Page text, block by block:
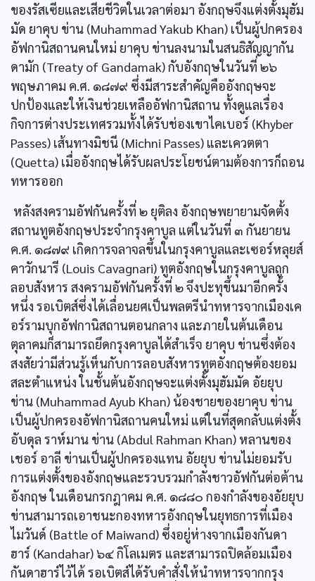
ของรัสเซียและเสียชีวิตในเวลาต่อมา อังกฤษจึงแต่งตั้งมุฮัม
มัด ยาคุบ ข่าน (Muhammad Yakub Khan) เป็นผู้ปกครอง
อัฟกานิสถานคนใหม่ ยาคุบ ข่านลงนามในสนธิสัญญากัน
ดามัก (Treaty of Gandamak) กับอังกฤษในวันที่ ๒๖
พฤษภาคม ค.ศ. ๑๘๗๙ ซึ่งมีสาระสำคัญคืออังกฤษจะ
ปกป้องและให้เงินช่วยเหลืออัฟกานิสถาน ทั้งดูแลเรื่อง
กิจการต่างประเทศรวมทั้งได้รับช่องเขาไคเบอร์ (Khyber
Passes) เส้นทางมิชนี (Michni Passes) และเควตตา
(Quetta) เมื่ออังกฤษได้รับผลประโยชน์ตามต้องการก็ถอน
ทหารออก
หลังสงครามอัฟกันครั้งที่ ๒ ยุติลง อังกฤษพยายามจัดตั้ง
สถานทูตอังกฤษประจำกรุงคาบูล แต่ในวันที่ ๓ กันยายน
ค.ศ. ๑๘๗๙ เกิดการจลาจลขึ้นในกรุงคาบูลและเซอร์หลุยส์
คาวักนารี (Louis Cavagnari) ทูตอังกฤษในกรุงคาบูลถูก
ลอบสังหาร สงครามอัฟกันครั้งที่ ๒ จึงปะทุขึ้นมาอีกครั้ง
หนึ่ง รอเบิตส์ซึ่งได้เลื่อนยศเป็นพลตรีนำทหารจากเมืองเค
อร์รามบุกอัฟกานิสถานตอนกลาง และภายในต้นเดือน
ตุลาคมก็สามารถยึดกรุงคาบูลได้สำเร็จ ยาคุบ ข่านซึ่งต้อง
สงสัยว่ามีส่วนรู้เห็นกับการลอบสังหารทูตอังกฤษต้องยอม
สละตำแหน่ง ในชั้นต้นอังกฤษจะแต่งตั้งมุฮัมมัด อัยยุบ
ข่าน (Muhammad Ayub Khan) น้องชายของยาคุบ ข่าน
เป็นผู้ปกครองอัฟกานิสถานคนใหม่ แต่ในที่สุดกลับแต่งตั้ง
อับดุล ราห์มาน ข่าน (Abdul Rahman Khan) หลานของ
เชอร์ อาลี ข่านเป็นผู้ปกครองแทน อัยยุบ ข่านไม่ยอมรับ
การแต่งตั้งของอังกฤษและรวบรวมกำลังชาวอัฟกันต่อต้าน
อังกฤษ ในเดือนกรกฎาคม ค.ศ. ๑๘๘๐ กองกำลังของอัยยุบ
ข่านสามารถเอาชนะกองทหารอังกฤษในยุทธการที่เมือง
ไมวันด์ (Battle of Maiwand) ซึ่งอยู่ห่างจากเมืองกันดา
ฮาร์ (Kandahar) ๖๔ กิโลเมตร และสามารถปิดล้อมเมือง
กันดาฮาร์ไว้ได้ รอเบิตส์ได้รับคำสั่งให้นำทหารจากกรุง